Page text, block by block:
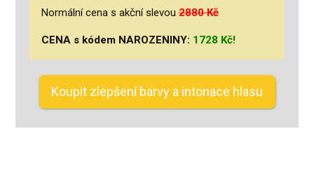
Normální cena s akční slevou 2880 Kč
CENA s kódem NAROZENINY: 1728 Kč!
Koupit zlepšení barvy a intonace hlasu